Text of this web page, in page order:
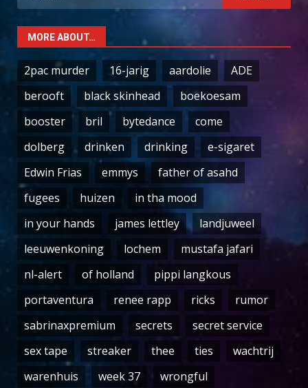
for:
MORE ABOUT…
2pac murder 16-jarig aardolie
ADE
berooft
black skinhead
boekoesam
booster
bril bytedance
come
dolberg
drinken drinking
e-sigaret
Edwin Frias
emmys
father of asahd
fugees
huizen
in tha mood
in your hands
james lettley
landjuweel
leeuwenkoning
lochem
mustafa jafari
nl-alert
of holland
pippi langkous
portaventura
renee rapp ricks
rumor
sabrinaxpremium
secrets
secret service
sex tape
streaker thee ties
wachtrij
warenhuis
week 37 wrongful